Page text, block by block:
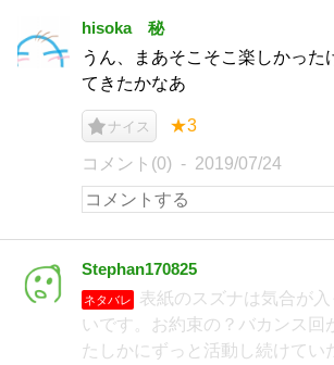
hisoka 秘
うん、まあそこそこ楽しかった
てきたかなあ
ナイス ★3
コメント(0) 2019/07/24
Stephan170825
ネタバレ
表紙のスズナは気合が
いです。お約束の？バカンス回
たしかにずっと活動し続けてい